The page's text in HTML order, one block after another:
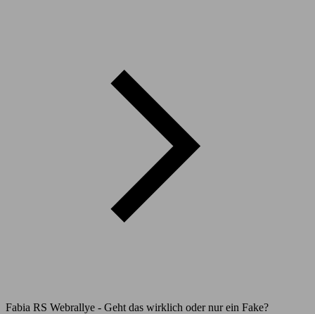
Fabia RS Webrallye - Geht das wirklich oder nur ein Fake?